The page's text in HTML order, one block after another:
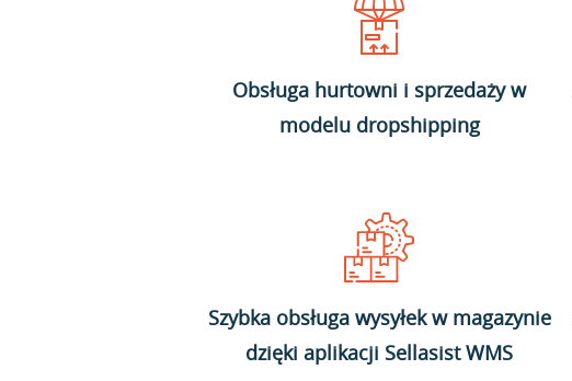
Obsługa hurtowni i sprzedaży w
modelu dropshipping
Szybka obsługa wysyłek w magazynie
dzięki aplikacji Sellasist WMS